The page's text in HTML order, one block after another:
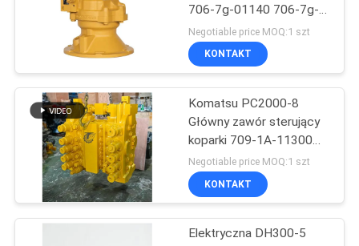
Pompa hydrauliczna
KAWASAK
706-7g-01140 706-7g-
01170 706-7g-71141
Negotiable price MOQ:1 szt
KONTAKT
Komatsu PC2000-8
Główny zawór sterujący
koparki 709-1A-11300
709-1A-11400 709-1A-
11100
Negotiable price MOQ:1 szt
KONTAKT
Elektryczna DH300-5